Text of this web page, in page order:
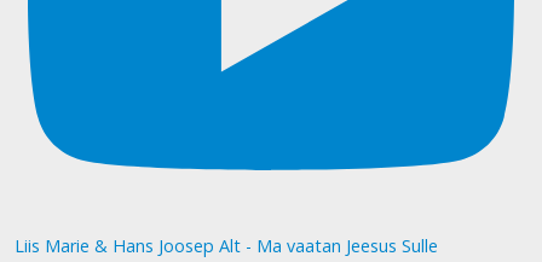
Liis Marie & Hans Joosep Alt - Ma vaatan Jeesus Sulle